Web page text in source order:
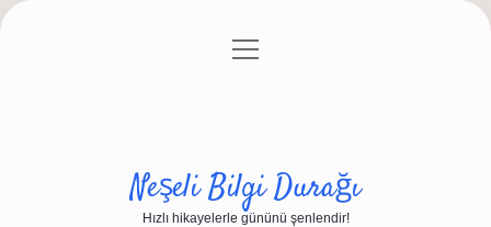
Gizlilik Politikası
menüyü
Neşeli Bilgi Durağı
Hızlı hikayelerle gününü şenlendir!